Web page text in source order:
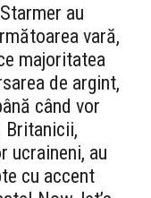
au
vară,
majoritatea
de argint,
când vor
Britanicii,
ucraineni, au
cu accent